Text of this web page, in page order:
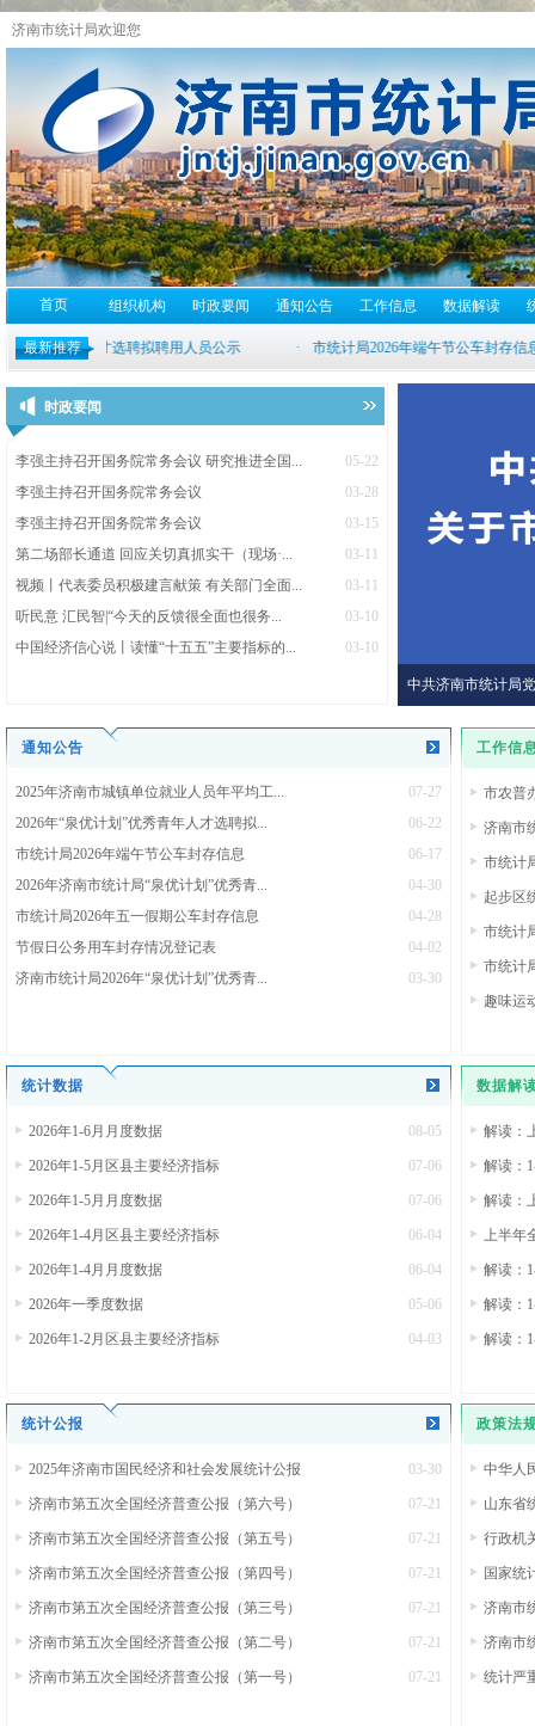
济南市统计局欢迎您
首页 组织机构 时政要闻 通知公告 工作信息 数据解读
最新推荐
时政要闻
李强主持召开国务院常务会议 研究推进全国...
05-22
李强主持召开国务院常务会议
03-28
李强主持召开国务院常务会议
03-15
第二场部长通道 回应关切真抓实干（现场·...
03-11
视频丨代表委员积极建言献策 有关部门全面...
03-11
听民意 汇民智|“今天的反馈很全面也很务...
03-10
中国经济信心说丨读懂“十五五”主要指标的...
03-10
中共济南市统计局
通知公告
2025年济南市城镇单位就业人员年平均工...
07-27
2026年“泉优计划”优秀青年人才选聘拟...
06-22
市统计局2026年端午节公车封存信息
06-17
2026年济南市统计局“泉优计划”优秀青...
04-30
市统计局2026年五一假期公车封存信息
04-28
节假日公务用车封存情况登记表
04-02
济南市统计局2026年“泉优计划”优秀青...
03-30
工作信
市农普
济南市
市统计
起步区
市统计
市统计
趣味运
统计数据
2026年1-6月月度数据 08-05
2026年1-5月区县主要经济指标 07-06
2026年1-5月月度数据 07-06
2026年1-4月区县主要经济指标 06-04
2026年1-4月月度数据 06-04
2026年一季度数据 05-06
2026年1-2月区县主要经济指标 04-03
数据解
解读：
解读：
解读：
上半年
解读：
解读：
解读：
统计公报
2025年济南市国民经济和社会发展统计公报 03-30
济南市第五次全国经济普查公报（第六号） 07-21
济南市第五次全国经济普查公报（第五号） 07-21
济南市第五次全国经济普查公报（第四号） 07-21
济南市第五次全国经济普查公报（第三号） 07-21
济南市第五次全国经济普查公报（第二号） 07-21
济南市第五次全国经济普查公报（第一号） 07-21
政策法
中华人
山东省
行政机
国家统
济南市
济南市
统计严